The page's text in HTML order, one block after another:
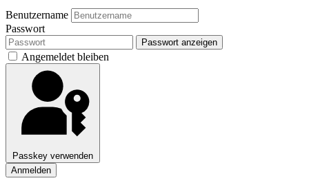
Benutzername
Passwort
Passwort anzeigen
Angemeldet bleiben
Passkey verwenden
Anmelden